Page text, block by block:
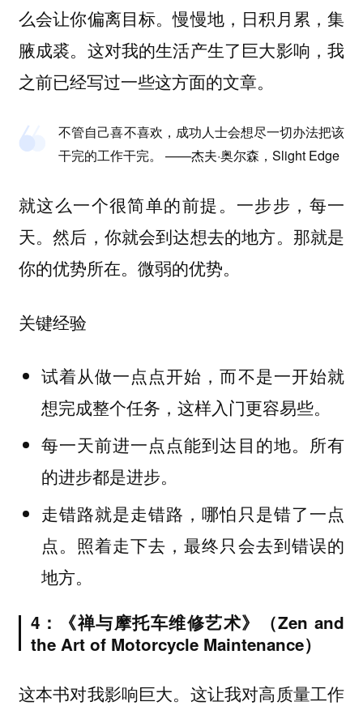
么会让你偏离目标。慢慢地，日积月累，集
腋成裘。这对我的生活产生了巨大影响，我
之前已经写过一些这方面的文章。
不管自己喜不喜欢，成功人士会想尽一切办法把该
干完的工作干完。 ——杰夫·奥尔森，Slight Edge
就这么一个很简单的前提。一步步，每一
天。然后，你就会到达想去的地方。那就是
你的优势所在。微弱的优势。
关键经验
试着从做一点点开始，而不是一开始就
想完成整个任务，这样入门更容易些。
每一天前进一点点能到达目的地。所有
的进步都是进步。
走错路就是走错路，哪怕只是错了一点
点。照着走下去，最终只会去到错误的
地方。
4：《禅与摩托车维修艺术》（Zen and
the Art of Motorcycle Maintenance）
这本书对我影响巨大。这让我对高质量工作